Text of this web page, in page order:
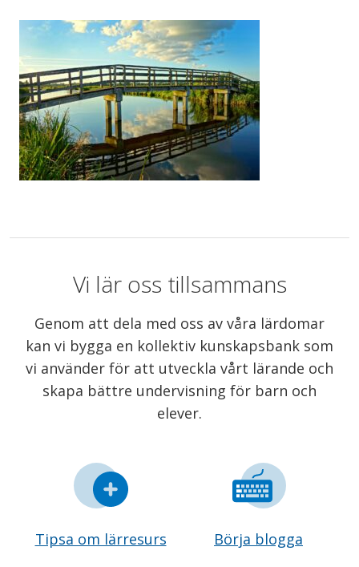
Vi lär oss tillsammans
Genom att dela med oss av våra lärdomar
kan vi bygga en kollektiv kunskapsbank som
vi använder för att utveckla vårt lärande och
skapa bättre undervisning för barn och
elever.
Tipsa om lärresurs Börja blogga